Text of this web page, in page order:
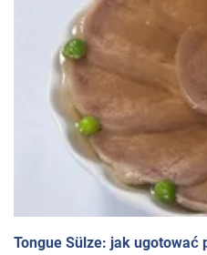
Tongue Sülze: jak ugotować